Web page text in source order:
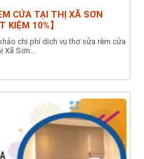
CỬA TẠI THỊ XÃ SƠN
KIỆM 10%】
chi phí dịch vụ thợ sửa rèm cửa
Xã Sơn...